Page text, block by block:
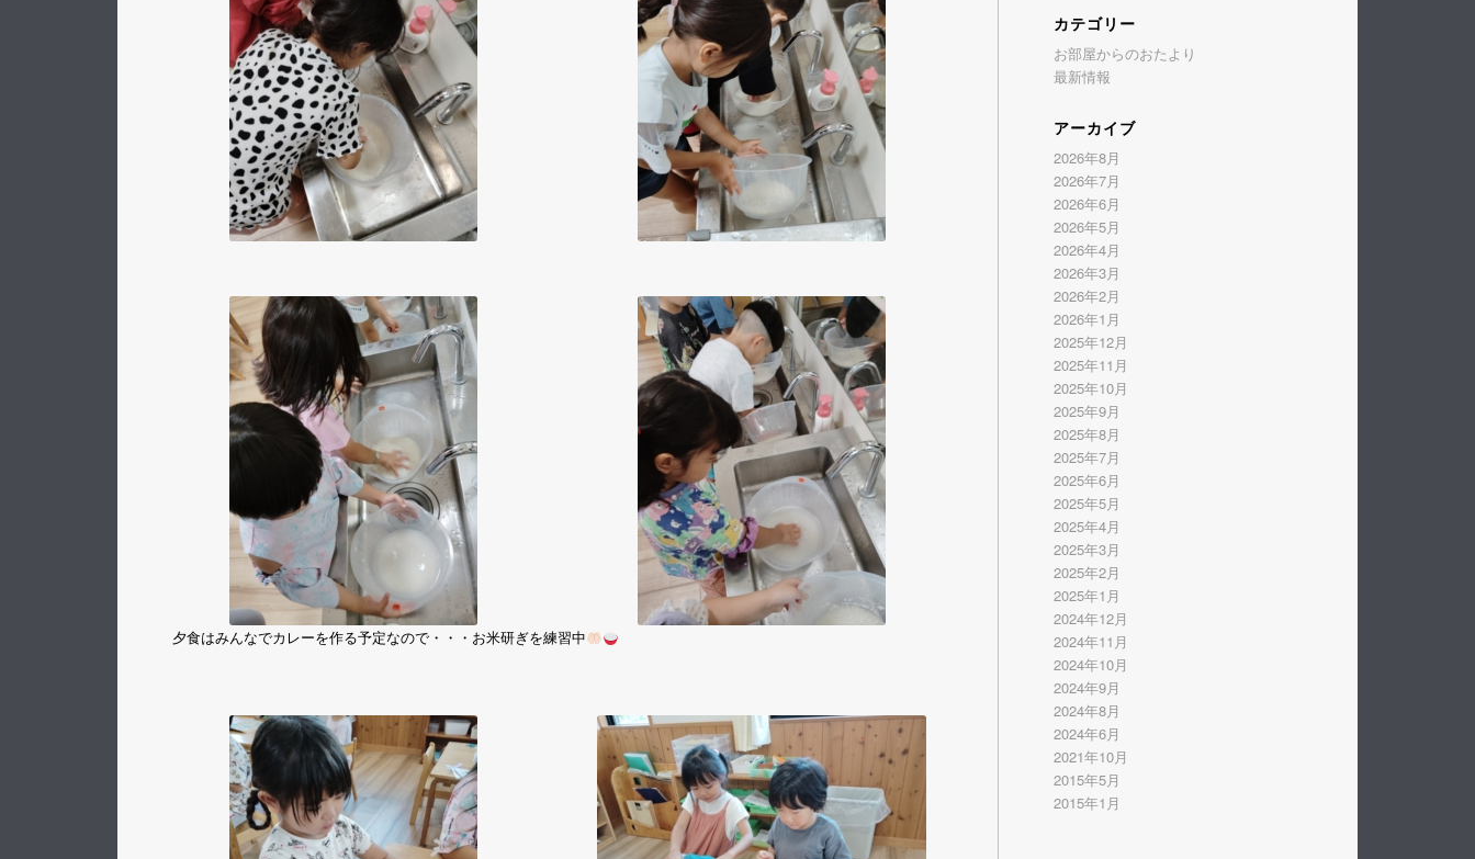
夕食はみんなでカレーを作る予定なので・・・お米研ぎを練習中
カテゴリー
お部屋からのおたより
最新情報
アーカイブ
2026年8月
2026年7月
2026年6月
2026年5月
2026年4月
2026年3月
2026年2月
2026年1月
2025年12月
2025年11月
2025年10月
2025年9月
2025年8月
2025年7月
2025年6月
2025年5月
2025年4月
2025年3月
2025年2月
2025年1月
2024年12月
2024年11月
2024年10月
2024年9月
2024年8月
2024年6月
2021年10月
2015年5月
2015年1月